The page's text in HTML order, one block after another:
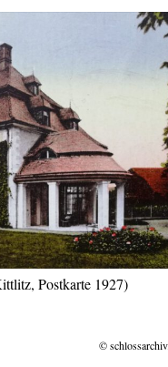
Postkarte 1927)
©